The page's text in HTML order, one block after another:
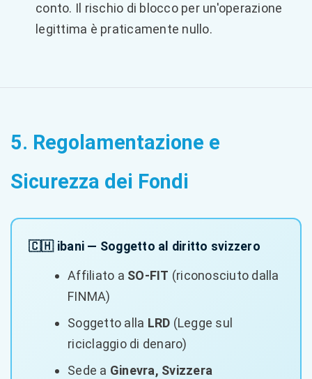
conto. Il rischio di blocco per un'operazione
legittima è praticamente nullo.
5. Regolamentazione e
Sicurezza dei Fondi
🇨🇭 ibani — Soggetto al diritto svizzero
Affiliato a SO-FIT (riconosciuto dalla
FINMA)
Soggetto alla LRD (Legge sul
riciclaggio di denaro)
Sede a Ginevra, Svizzera